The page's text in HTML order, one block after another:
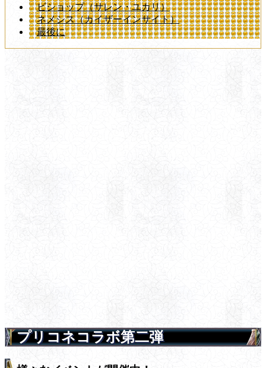
ビショップ（サレン・ユカリ）
ネメシス（カイザーインサイト）
最後に
プリコネコラボ第二弾